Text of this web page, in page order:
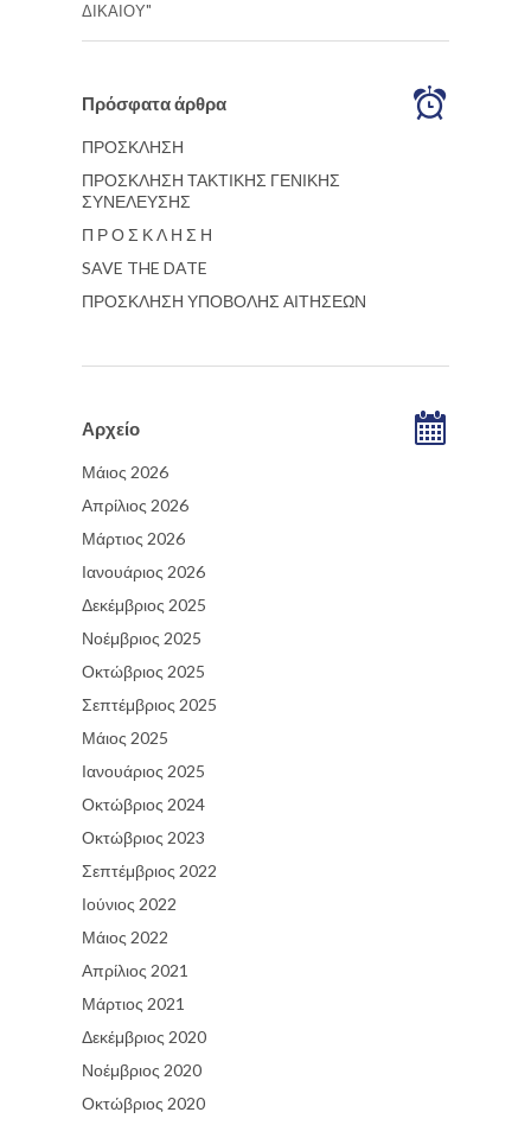
ΔΙΚΑΙΟΥ"
Πρόσφατα άρθρα
ΠΡΟΣΚΛΗΣΗ
ΠΡΟΣΚΛΗΣΗ ΤΑΚΤΙΚΗΣ ΓΕΝΙΚΗΣ
ΣΥΝΕΛΕΥΣΗΣ
Π Ρ Ο Σ Κ Λ Η Σ Η
SAVE THE DATE
ΠΡΟΣΚΛΗΣΗ ΥΠΟΒΟΛΗΣ ΑΙΤΗΣΕΩΝ
Αρχείο
Μάιος 2026
Απρίλιος 2026
Μάρτιος 2026
Ιανουάριος 2026
Δεκέμβριος 2025
Νοέμβριος 2025
Οκτώβριος 2025
Σεπτέμβριος 2025
Μάιος 2025
Ιανουάριος 2025
Οκτώβριος 2024
Οκτώβριος 2023
Σεπτέμβριος 2022
Ιούνιος 2022
Μάιος 2022
Απρίλιος 2021
Μάρτιος 2021
Δεκέμβριος 2020
Νοέμβριος 2020
Οκτώβριος 2020